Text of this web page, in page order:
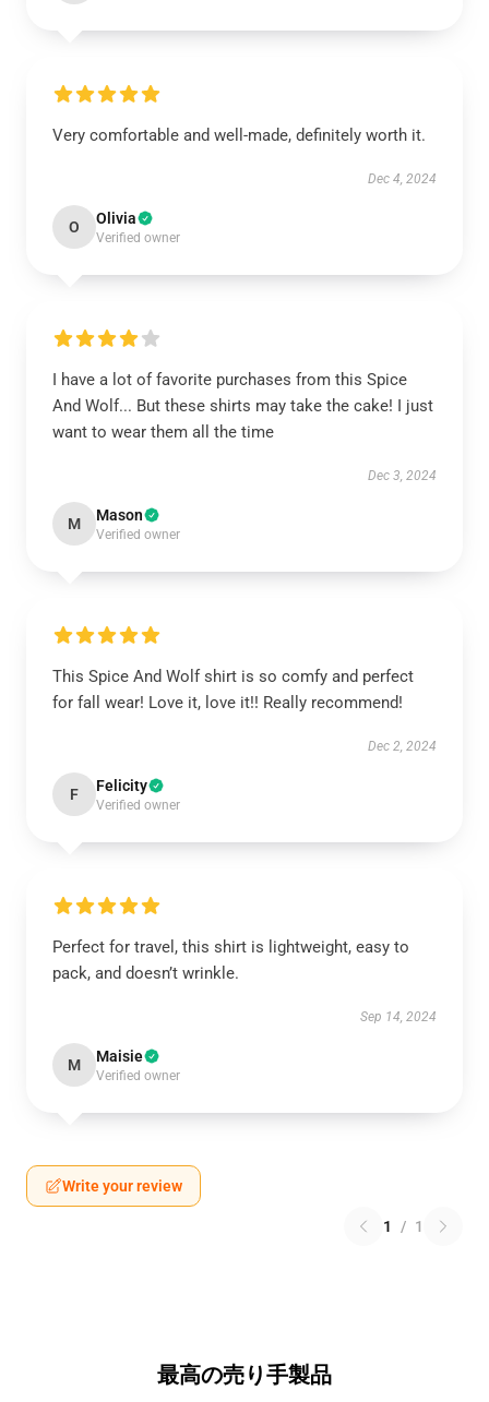
Very comfortable and well-made, definitely worth it.
Dec 4, 2024
O Olivia
Verified owner
I have a lot of favorite purchases from this Spice
And Wolf... But these shirts may take the cake! I just
want to wear them all the time
Dec 3, 2024
M Mason
Verified owner
This Spice And Wolf shirt is so comfy and perfect
for fall wear! Love it, love it!! Really recommend!
Dec 2, 2024
F Felicity
Verified owner
Perfect for travel, this shirt is lightweight, easy to
pack, and doesn’t wrinkle.
Sep 14, 2024
M Maisie
Verified owner
Write your review
1 / 1
最高の売り手製品